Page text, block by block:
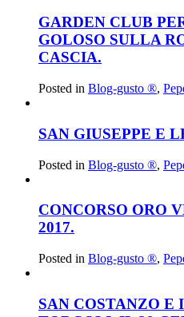
GARDEN CLUB
GOLOSO SULLA
CASCIA.
Posted in Blog-gusto ®,
SAN GIUSEPPE E
Posted in Blog-gusto ®,
CONCORSO ORO
2017.
Posted in Blog-gusto ®,
SAN COSTANZO E